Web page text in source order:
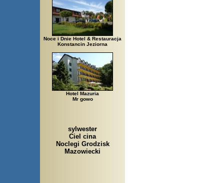
Noce i Dnie Hotel & Restauracja
Konstancin Jeziorna
Hotel Mazuria
Mr gowo
sylwester
Ciel cina
Noclegi Grodzisk
Mazowiecki